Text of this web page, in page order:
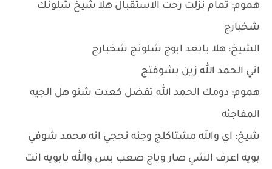
هموم: تمام نزلت رحت الاستقبال هلا شيخ شلونك
شخبارج
الشيخ: هلا يابعد ابوج شلونج شخبارج
اني الحمد الله زين بشوفتج
هموم: دومك الحمد الله تفضل كعدت شنو هل الجيه
المفاجئه
شيخ: اي والله مشتاكلج وجنه نحجي انه محمد شوفي
بويه اعرف الشي صار وياج صعب بس والله يابويه انت